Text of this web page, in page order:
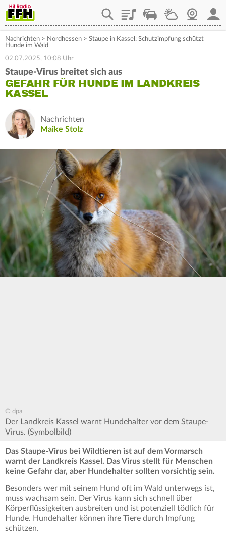
PlaylistStaupilotWetterWebcam
Nachrichten > Nordhessen > Staupe in Kassel: Schutzimpfung schützt
Hunde im Wald
02.07.2025, 10:08 Uhr
Staupe-Virus breitet sich aus
GEFAHR FÜR HUNDE IM LANDKREIS
KASSEL
Nachrichten
Maike Stolz
© dpa
Der Landkreis Kassel warnt Hundehalter vor dem Staupe-
Virus. (Symbolbild)
Das Staupe-Virus bei Wildtieren ist auf dem Vormarsch
warnt der Landkreis Kassel. Das Virus stellt für Menschen
keine Gefahr dar, aber Hundehalter sollten vorsichtig sein.
Besonders wer mit seinem Hund oft im Wald unterwegs ist,
muss wachsam sein. Der Virus kann sich schnell über
Körperflüssigkeiten ausbreiten und ist potenziell tödlich für
Hunde. Hundehalter können ihre Tiere durch Impfung
schützen.